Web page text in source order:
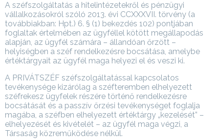
A széfszolgáltatás a hitelintézetekről és pénzügyi
vállalkozásokról szóló 2013. évi CCXXXVII. törvény (a
továbbiakban: Hpt.) 6. § (1) bekezdés 102) pontjában
foglaltak értelmében az ügyféllel kötött megállapodás
alapján, az ügyfél számára – állandóan őrzött –
helyiségben a széf rendelkezésre bocsátása, amelybe
értéktárgyait az ügyfél maga helyezi el és veszi ki.
A PRIVÁTSZÉF széfszolgáltatással kapcsolatos
tevékenysége kizárólag a széfteremben elhelyezett
széfrekesz ügyfelek részére történő rendelkezésre
bocsátását és a passzív őrzési tevékenységet foglalja
magába, a széfben elhelyezett értéktárgy „kezelését” –
elhelyezését és kivételét – az ügyfél maga végzi, a
Társaság közreműködése nélkül.